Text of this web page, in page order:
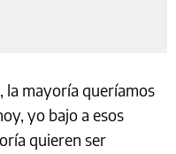
la mayoría queríamos
yo bajo a esos
quieren ser